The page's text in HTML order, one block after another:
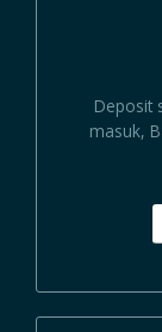
Deposit
masuk,